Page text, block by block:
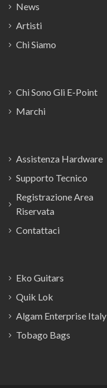
News
Artisti
Chi Siamo
Chi Sono Gli E-Point
Marchi
Assistenza Hardware
Supporto Tecnico
Registrazione Area
Riservata
Contattaci
Eko Guitars
Quik Lok
Algam Enterprise Italy
Tobago Bags